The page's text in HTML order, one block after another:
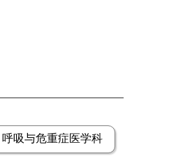
呼吸与危重症医学科